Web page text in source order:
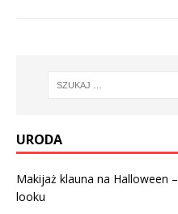
URODA
Makijaż klauna na Halloween
looku